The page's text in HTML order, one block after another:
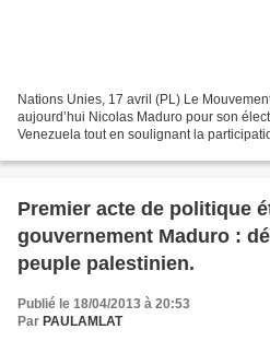
Nations Unies, 17 avril (PL) Le
aujourd’hui Nicolas Maduro pour son
Venezuela tout en soulignant la
Premier acte de politique
gouvernement Maduro :
peuple palestinien.
Publié le 18/04/2013 à 20:53
Par PAULAMLAT